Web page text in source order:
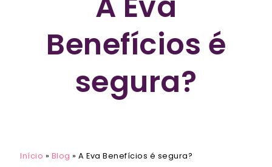
Benefícios é
segura?
Início » Blog » A Eva Benefícios é segura?